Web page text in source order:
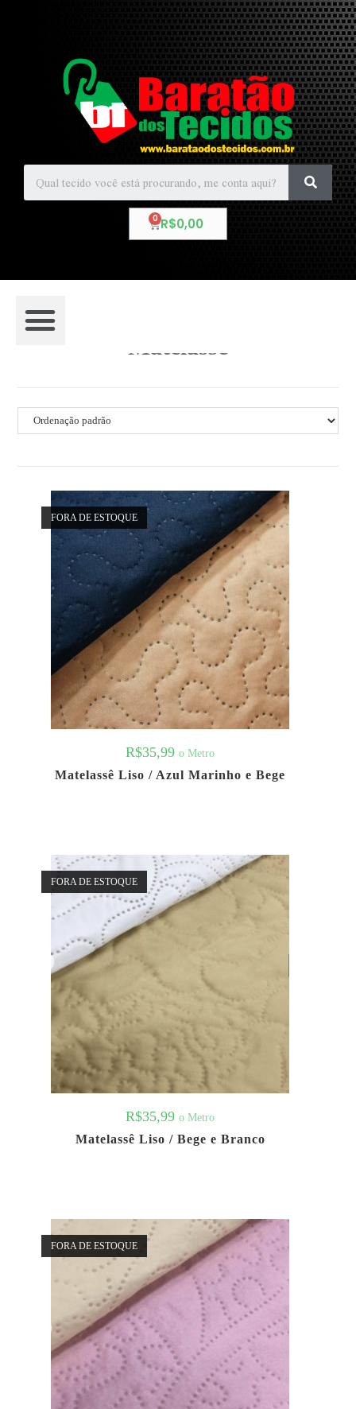
R$0,00
Matelassê
FORA DE ESTOQUE
R$35,99 o Metro
Matelassê Liso / Azul Marinho e Bege
FORA DE ESTOQUE
R$35,99 o Metro
Matelassê Liso / Bege e Branco
FORA DE ESTOQUE